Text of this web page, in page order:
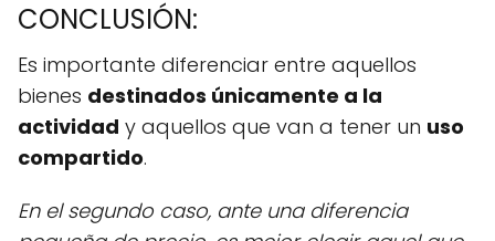
CONCLUSIÓN:
Es importante diferenciar entre aquellos
bienes destinados únicamente a la
actividad y aquellos que van a tener un uso
compartido.
En el segundo caso, ante una diferencia